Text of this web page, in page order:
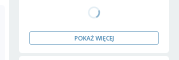
POKAŻ WIĘCEJ